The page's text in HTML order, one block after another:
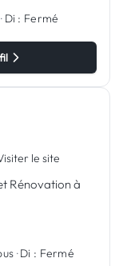
· Di : Fermé
le site
Rénovation à
·Di : Fermé